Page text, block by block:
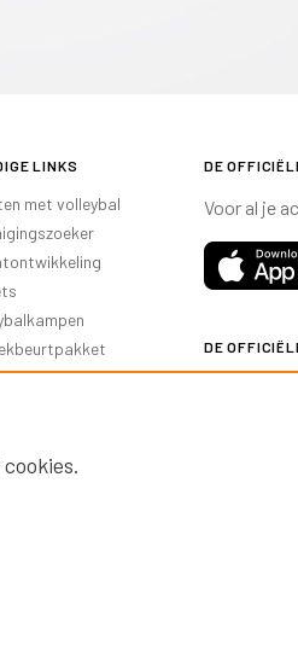
LINKS
met volleybal
Ambassadeurs
DE
Voor al je
DE